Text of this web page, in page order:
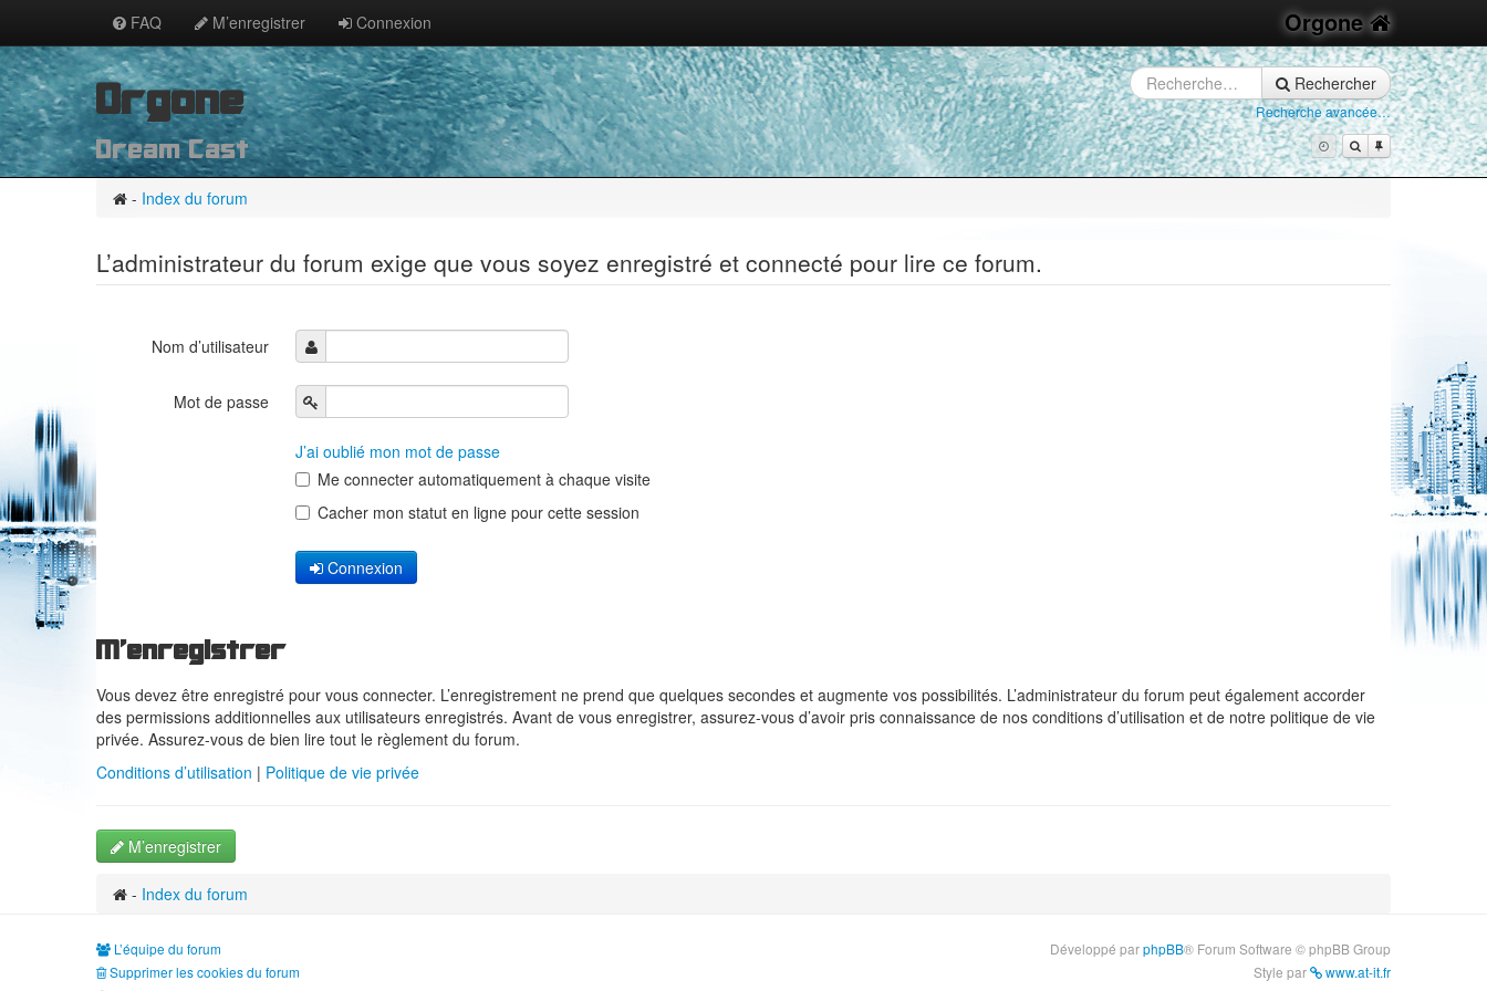
Orgone
FAQ M’enregistrer Connexion
Orgone
Dream Cast
Rechercher
Recherche avancée…
- Index du forum
L’administrateur du forum exige que vous soyez enregistré et connecté pour lire ce forum.
Nom d’utilisateur
Mot de passe
J’ai oublié mon mot de passe
Me connecter automatiquement à chaque visite
Cacher mon statut en ligne pour cette session
Connexion
M’enregistrer
Vous devez être enregistré pour vous connecter. L’enregistrement ne prend que quelques secondes et augmente vos possibilités. L’administrateur du forum peut également accorder
des permissions additionnelles aux utilisateurs enregistrés. Avant de vous enregistrer, assurez-vous d’avoir pris connaissance de nos conditions d’utilisation et de notre politique de vie
privée. Assurez-vous de bien lire tout le règlement du forum.
Conditions d’utilisation | Politique de vie privée
M’enregistrer
- Index du forum
L’équipe du forum
Supprimer les cookies du forum
Développé parphpBB® Forum Software © phpBB Group
Style par
www.at-it.fr